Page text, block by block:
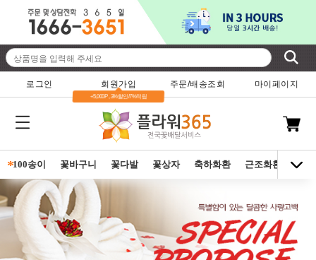
로그인 회원가입
+5,000P , 3%할인/7%적립
주문/배송조회 마이페이지
*100송이 꽃바구니 꽃다발 꽃상자 축하화환 근조화환 동양